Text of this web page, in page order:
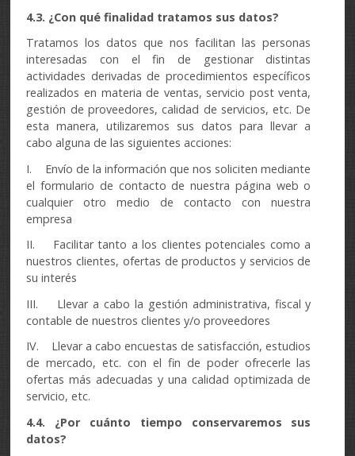
4.3. ¿Con qué finalidad tratamos sus datos?
Tratamos los datos que nos facilitan las personas
interesadas con el fin de gestionar distintas
actividades derivadas de procedimientos específicos
realizados en materia de ventas, servicio post venta,
gestión de proveedores, calidad de servicios, etc. De
esta manera, utilizaremos sus datos para llevar a
cabo alguna de las siguientes acciones:
I. Envío de la información que nos soliciten mediante
el formulario de contacto de nuestra página web o
cualquier otro medio de contacto con nuestra
empresa
II. Facilitar tanto a los clientes potenciales como a
nuestros clientes, ofertas de productos y servicios de
su interés
III. Llevar a cabo la gestión administrativa, fiscal y
contable de nuestros clientes y/o proveedores
IV. Llevar a cabo encuestas de satisfacción, estudios
de mercado, etc. con el fin de poder ofrecerle las
ofertas más adecuadas y una calidad optimizada de
servicio, etc.
4.4. ¿Por cuánto tiempo conservaremos sus
datos?